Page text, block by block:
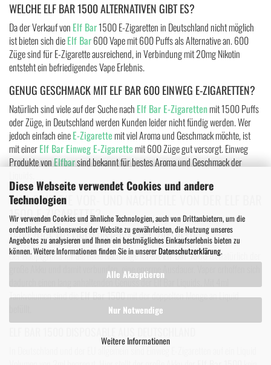
Diese Webseite verwendet Cookies und andere
Technologien
Wir verwenden Cookies und ähnliche Technologien, auch von Drittanbietern, um die
ordentliche Funktionsweise der Website zu gewährleisten, die Nutzung unseres
Angebotes zu analysieren und Ihnen ein bestmögliches Einkaufserlebnis bieten zu
können. Weitere Informationen finden Sie in unsererDatenschutzerklärung.
Alle Akzeptieren
Nur Notwendige
Weitere Informationen
WELCHE ELF BAR 1500 ALTERNATIVEN GIBT ES?
Da der Verkauf von Elf Bar1500 E-Zigaretten in Deutschland nicht möglich
ist bieten sich dieElf Bar600 Vape mit 600 Puffs als Alternative an. 600
Züge sind für E-Zigarette ausreichend, in Verbindung mit 20mg Nikotin
entsteht ein befriedigendes Vape Erlebnis.
GENUG GESCHMACK MIT ELF BAR 600 EINWEG E-ZIGARETTEN?
Natürlich sind viele auf der Suche nach Elf Bar E-Zigarettenmit 1500 Puffs
oder Züge, in Deutschland werden Kunden leider nicht fündig werden. Wer
jedoch einfach eineE-Zigarette mit viel Aroma und Geschmack möchte, ist
mit einerElf Bar Einweg E-Zigarettemit 600 Züge gut versorgt. Einweg
Produkte vonElfbarsind bekannt für bestes Aroma und Geschmack der
WAS SIND DIE VOR- UND NACHTEILE VON DER ELF BAR
1500 E-ZIGARETTE?
1500 ZÜGE MIT EINER DISPOSABLE E-ZIGARETTE
Der Hauptgrund für die hohe Nachfrage für dieElf Bar 1500ist natürlich der
große Akku und damit verbunden, eine enorme Ausdauer. Vaper erhoffen sich
dadurch einen lang anhaltenden Genuss der Elf Bar Liquids. Mit 4ml
Tankvolumen sind dieElf Bar 1500mit der doppelten Menge an Liquid